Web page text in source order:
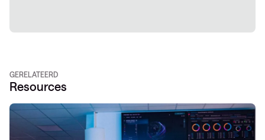
GERELATEERD
Resources